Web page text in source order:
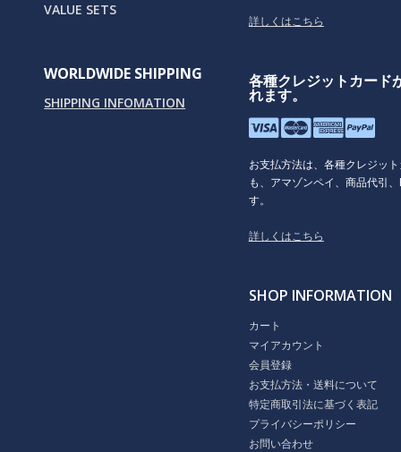
VALUE SETS
WORLDWIDE SHIPPING
SHIPPING INFOMATION
詳しくはこちら
各種クレジットカード
れます。
お支払方法は、各種クレジッ
も、アマゾンペイ、商品代引
す。
詳しくはこちら
SHOP INFORMATION
カート
マイアカウント
会員登録
お支払方法・送料について
特定商取引法に基づく表記
プライバシーポリシー
お問い合わせ